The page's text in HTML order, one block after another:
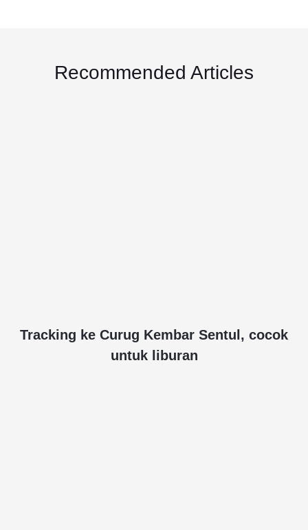
Recommended Articles
Tracking ke Curug Kembar Sentul, cocok
untuk liburan